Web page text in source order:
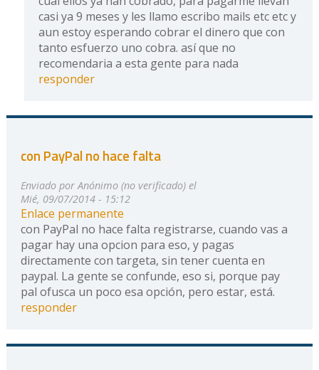
casi ya 9 meses y les llamo escribo mails etc etc y
aun estoy esperando cobrar el dinero que con
tanto esfuerzo uno cobra. así que no
recomendaria a esta gente para nada
responder
con PayPal no hace falta
Enviado porAnónimo (no verificado)el
Mié, 09/07/2014 - 15:12
Enlace permanente
con PayPal no hace falta registrarse, cuando vas a
pagar hay una opcion para eso, y pagas
directamente con targeta, sin tener cuenta en
paypal. La gente se confunde, eso si, porque pay
pal ofusca un poco esa opción, pero estar, está.
responder